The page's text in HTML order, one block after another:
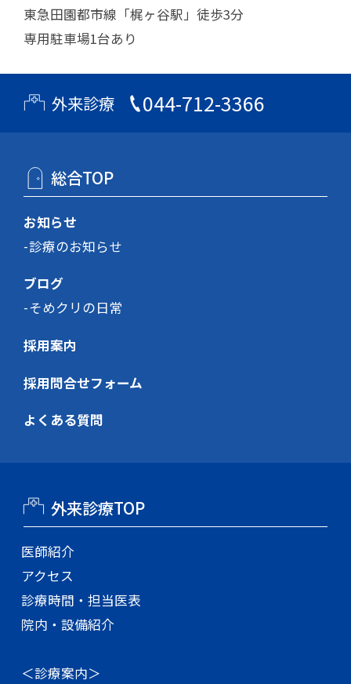
東急田園都市線「梶ヶ谷駅」徒歩3分
専用駐車場1台あり
外来診療 044-712-3366
総合TOP
お知らせ
診療のお知らせ
ブログ
そめクリの日常
採用案内
採用問合せフォーム
よくある質問
外来診療TOP
医師紹介
アクセス
診療時間・担当医表
院内・設備紹介
＜診療案内＞